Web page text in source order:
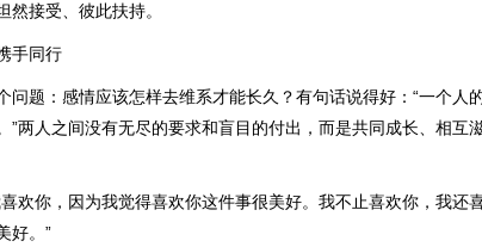
然接受、彼此扶持。
手同行
问题：感情应该怎样去维系才能长久？有句话说得好：“一个人
”两人之间没有无尽的要求和盲目的付出，而是共同成长、相互
欢你，因为我觉得喜欢你这件事很美好。我不止喜欢你，我还
好。”